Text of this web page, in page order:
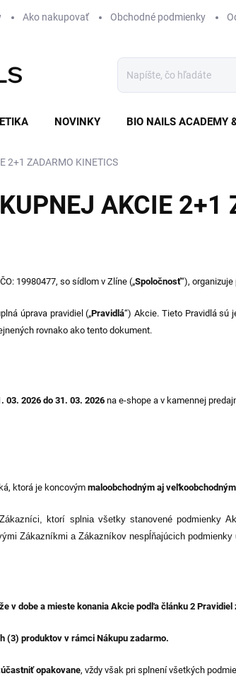
Ako nakupovať Obchodné podmienky
NOVINKY BIO NAILS ACADEMY
2+1 ZADARMO KINETICS
AKCIE 2+1
19980477, so sídlom v Zlíne („Spoločnosť“),
úprava pravidiel („Pravidlá“) Akcie. Tieto Pravidlá sú
rovnako ako tento dokument.
03. 2026 do 31. 03. 2026 na e-shope a v kamennej
ktorá je koncovým maloobchodným aj
ktorí splnia všetky stanovené podmienky
Zákazníkmi a Zákazníkov nespĺňajúcich
v dobe a mieste konania Akcie podľa článku 2 Pravidiel
(3) produktov v rámci Nákupu zadarmo.
opakovane, vždy však pri splnení všetkých